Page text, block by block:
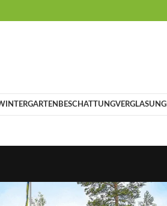
BESCHATTUNGVERGLASUNG